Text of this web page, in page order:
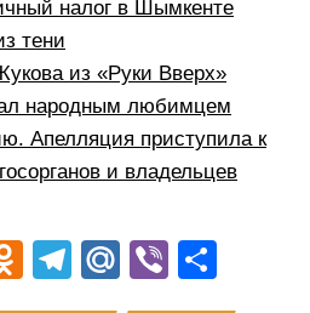
налог в Шымкенте
тени
из «Руки Вверх»
народным любимцем
Апелляция приступила к
и владельцев
O
T
M
Vi